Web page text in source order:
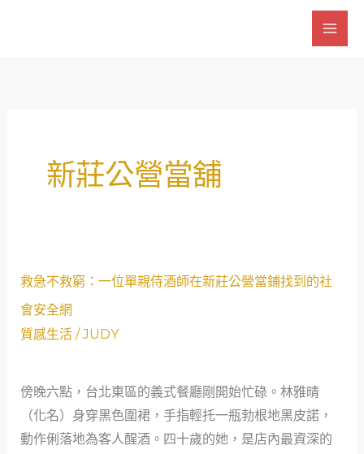
新莊公營當舖
救急不救窮：一位單親侍酒師在新莊公營當鋪找到的社
會安全網
質感生活/JUDY
傍晚六點，台北東區的義式餐廳剛開始忙碌。林雅晴
（化名）身穿黑色圍裙，手指輕托一瓶勃根地黑皮諾，
動作俐落地為客人醒酒。四十歲的她，是店內最資深的
救
救
一
位
單